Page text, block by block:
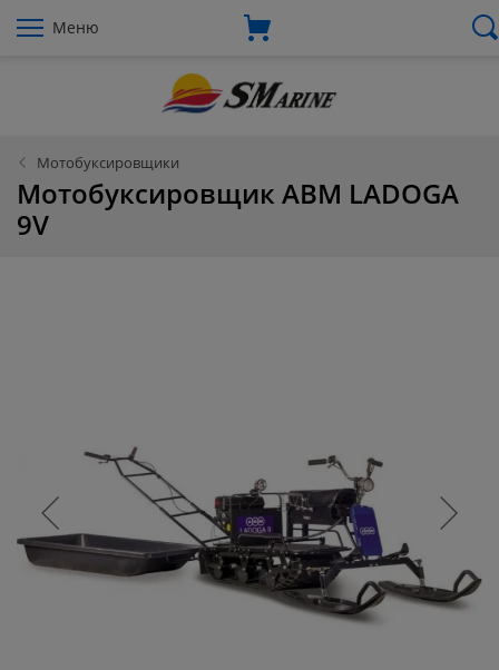
Меню
Мотобуксировщики
Мотобуксировщик АВМ LADOGA
9V